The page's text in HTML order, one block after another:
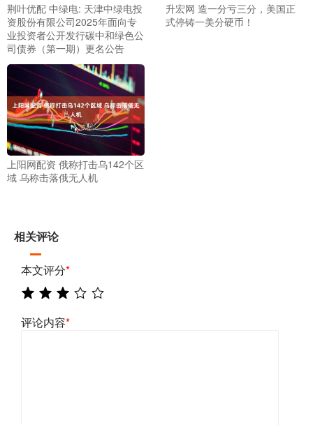
荆叶优配 中绿电: 天津中绿电投
资股份有限公司2025年面向专
业投资者公开发行碳中和绿色公
司债券（第一期）更名公告
升宏网 造一分亏三分，美国正
式停铸一美分硬币！
上阳网配资 俄称打击乌142个区
域 乌称击落俄无人机
相关评论
本文评分*
评论内容*